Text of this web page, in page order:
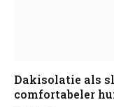
Dakisolatie als
comfortabeler